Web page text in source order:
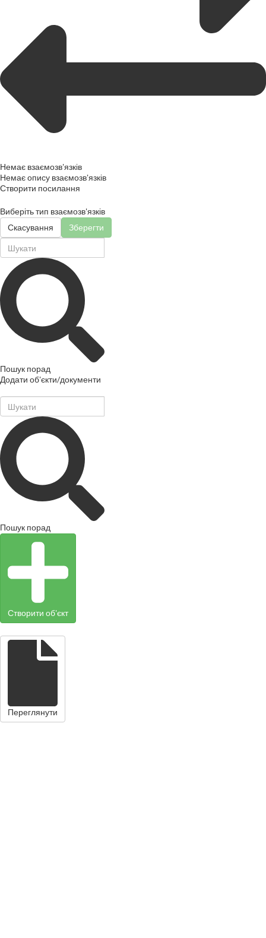
Немає взаємозв'язків
Немає опису взаємозв'язків
Створити посилання
Виберіть тип взаємозв'язків
Скасування
Зберегти
Пошук порад
Додати об'єкти/документи
Пошук порад
Створити об'єкт
Переглянути